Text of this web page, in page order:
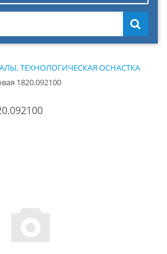
ТЕХНОЛОГИЧЕСКАЯ ОСНАСТКА
1820.092100